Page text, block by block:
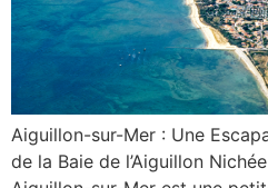
Aiguillon-sur-Mer : Une
de la Baie de l’Aiguillon